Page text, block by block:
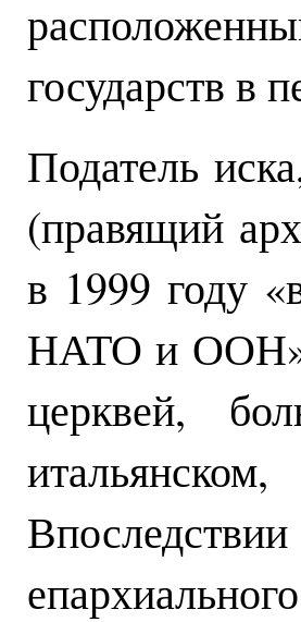
государств в
Податель
(правящий
в 1999 году
НАТО и ООН»
церквей,